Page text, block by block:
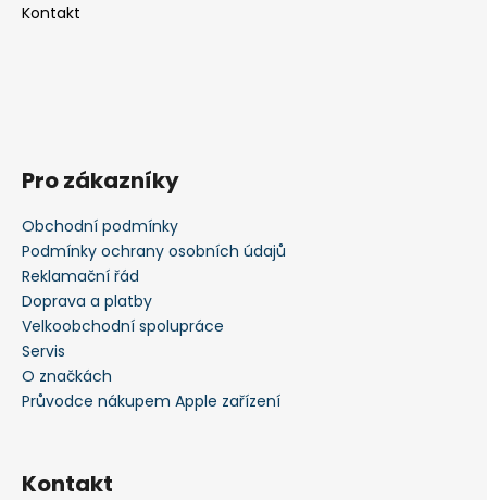
Kontakt
Pro zákazníky
Obchodní podmínky
Podmínky ochrany osobních údajů
Reklamační řád
Doprava a platby
Velkoobchodní spolupráce
Servis
O značkách
Průvodce nákupem Apple zařízení
Kontakt